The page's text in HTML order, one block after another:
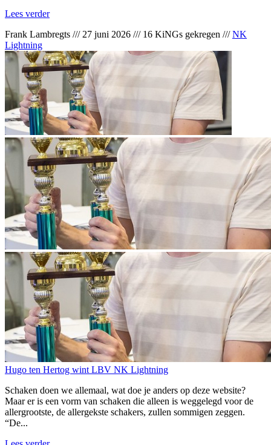
Lees verder
Frank Lambregts /// 27 juni 2026 /// 16 KiNGs gekregen ///NK
Lightning
Hugo ten Hertog wint LBV NK Lightning
Schaken doen we allemaal, wat doe je anders op deze website?
Maar er is een vorm van schaken die alleen is weggelegd voor de
allergrootste, de allergekste schakers, zullen sommigen zeggen.
“De...